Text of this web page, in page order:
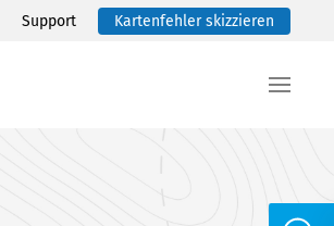
Support Kartenfehler skizzieren